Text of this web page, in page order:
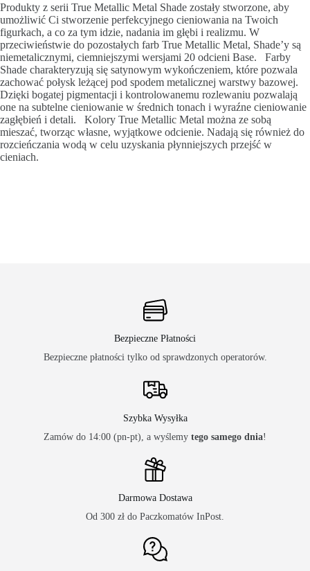
Produkty z serii True Metallic Metal Shade zostały stworzone, aby
umożliwić Ci stworzenie perfekcyjnego cieniowania na Twoich
figurkach, a co za tym idzie, nadania im głębi i realizmu. W
przeciwieństwie do pozostałych farb True Metallic Metal, Shade’y są
niemetalicznymi, ciemniejszymi wersjami 20 odcieni Base. Farby
Shade charakteryzują się satynowym wykończeniem, które pozwala
zachować połysk leżącej pod spodem metalicznej warstwy bazowej.
Dzięki bogatej pigmentacji i kontrolowanemu rozlewaniu pozwalają
one na subtelne cieniowanie w średnich tonach i wyraźne cieniowanie
zagłębień i detali. Kolory True Metallic Metal można ze sobą
mieszać, tworząc własne, wyjątkowe odcienie. Nadają się również do
rozcieńczania wodą w celu uzyskania płynniejszych przejść w
cieniach.
Bezpieczne Płatności
Bezpieczne płatności tylko od sprawdzonych operatorów.
Szybka Wysyłka
Zamów do 14:00 (pn-pt), a wyślemy tego samego dnia!
Darmowa Dostawa
Od 300 zł do Paczkomatów InPost.